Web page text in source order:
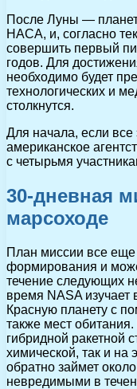
После Луны —
НАСА, и, согласно
совершить первый
годов. Для
необходимо будет
технологических и
столкнутся.
Для начала, если все
американское
с четырьмя
30-дневная
марсоходе
План миссии все еще
формирования и
течение следующих
время NASA изучает
Красную планету с
также мест
гибридной ракетной
химической, так и на
обратно займет
невредимыми в